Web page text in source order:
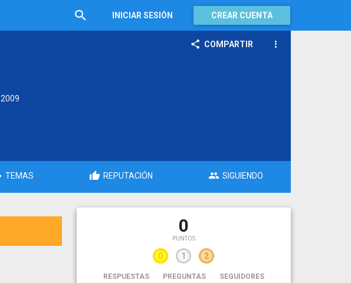
INICIAR SESIÓN CREAR CUENTA
COMPARTIR
2009
TEMAS REPUTACIÓN SIGUIENDO
0
PUNTOS
0 1 2
RESPUESTAS PREGUNTAS SEGUIDORES